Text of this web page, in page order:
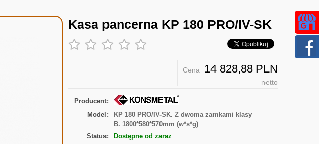
Kasa pancerna KP 180 PRO/IV-SK
Cena 14 828,88 PLN
netto
Producent:
Model:
KP 180 PRO/IV-SK. Z dwoma zamkami klasy
B. 1800*580*570mm (w*s*g)
Status:
Dostępne od zaraz